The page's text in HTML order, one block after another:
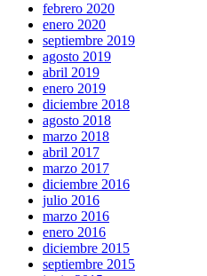
febrero 2020
enero 2020
septiembre 2019
agosto 2019
abril 2019
enero 2019
diciembre 2018
agosto 2018
marzo 2018
abril 2017
marzo 2017
diciembre 2016
julio 2016
marzo 2016
enero 2016
diciembre 2015
septiembre 2015